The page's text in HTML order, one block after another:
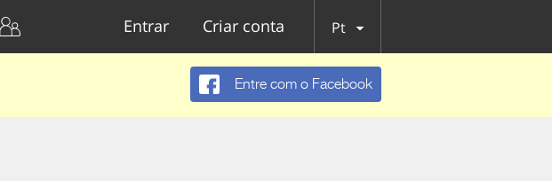
Entrar Criar conta Pt
Entre com o Facebook